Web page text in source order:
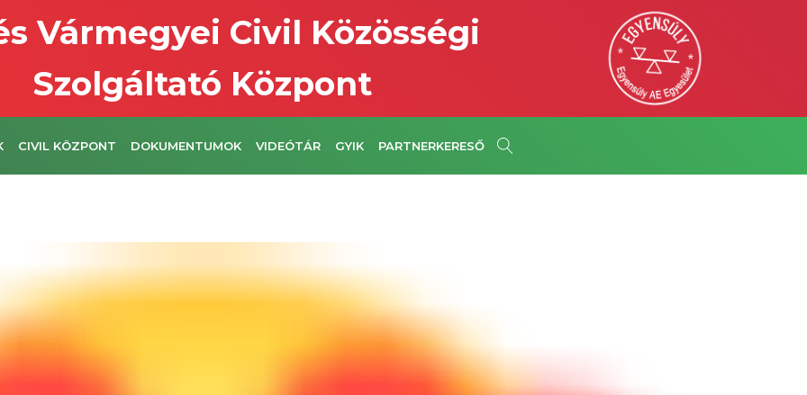
Vármegyei Civil Közösségi
Szolgáltató Központ
CIVIL KÖZPONT DOKUMENTUMOK VIDEÓTÁR GYIK PARTNERKERESŐ